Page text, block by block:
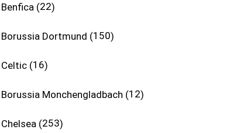
Benfica 22
Borussia Dortmund 150
Celtic 16
Borussia Monchengladbach 12
Chelsea 253